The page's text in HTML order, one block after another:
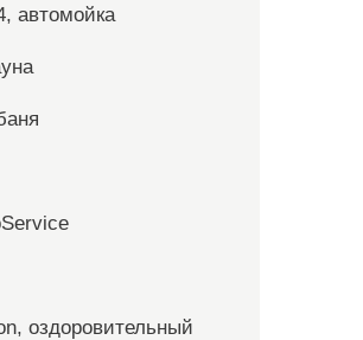
автомойка
оздоровительный